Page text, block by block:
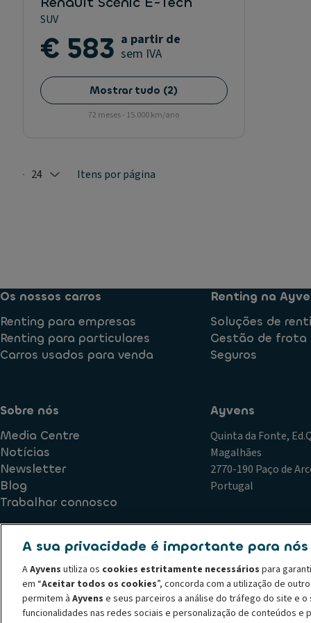
SUV
€ 583 a partir de
sem IVA
Mostrar tudo (2)
72 meses - 15.000 km/ano
Selected: 24
24 Itens por página
Os nossos carros
Renting para empresas
Renting para particulares
Carros usados para venda
Renting na
Soluções de
Gestão de frota
Seguros
Sobre nós
Media Centre
Notícias
Newsletter
Blog
Trabalhar connosco
Ayvens
Quinta da Fonte,
Magalhães
2770-190 Paço de
Portugal
Política de Qualidade Plano de Prevenção de Riscos de
Declaração de privacidade
Termos de utilização Política
Código de conduta
Canal de denúncias Política de
© 2026 A ALD Automotive I LeasePlan revela o Grupo Ayvens, a sua
A sua privacidade é importante para nós
AAyvens utiliza os cookies estritamente necessários para
em “Aceitar todos os cookies”, concorda com a utilização de
permitem à Ayvens e seus parceiros a análise do tráfego do site e
funcionalidades nas redes sociais e personalização de conteúdos